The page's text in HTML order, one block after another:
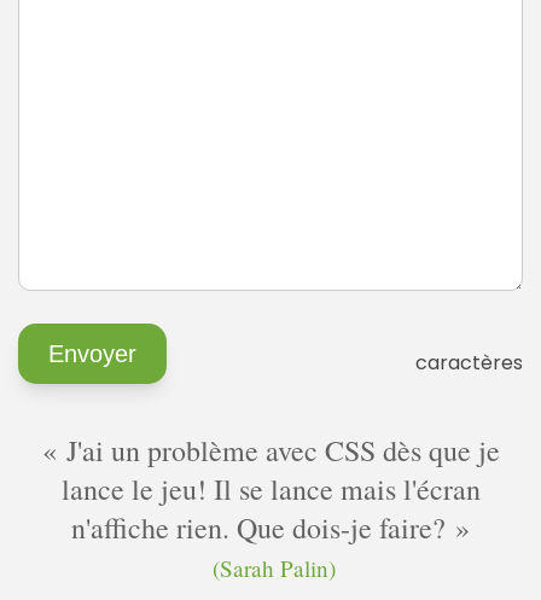
caractères
J'ai un problème avec CSS dès que je
lance le jeu! Il se lance mais l'écran
n'affiche rien. Que dois-je faire?
(Sarah Palin)